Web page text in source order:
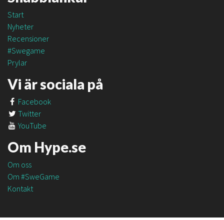
Start
Nyheter
Recensioner
#Swegame
Prylar
Vi är sociala på
Facebook
Twitter
YouTube
Om Hype.se
Om oss
Om #SweGame
Kontakt